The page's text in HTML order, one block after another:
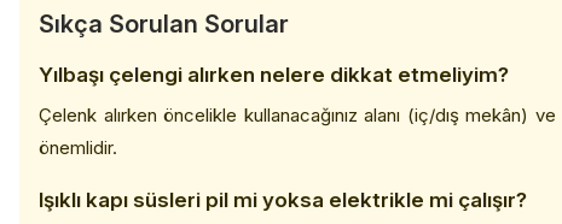
Sıkça Sorulan Sorular
Yılbaşı çelengi alırken nelere dikkat etmeliyim?
Çelenk alırken öncelikle kullanacağınız alanı (iç/dış mekân)
önemlidir.
Işıklı kapı süsleri pil mi yoksa elektrikle mi çalışır?